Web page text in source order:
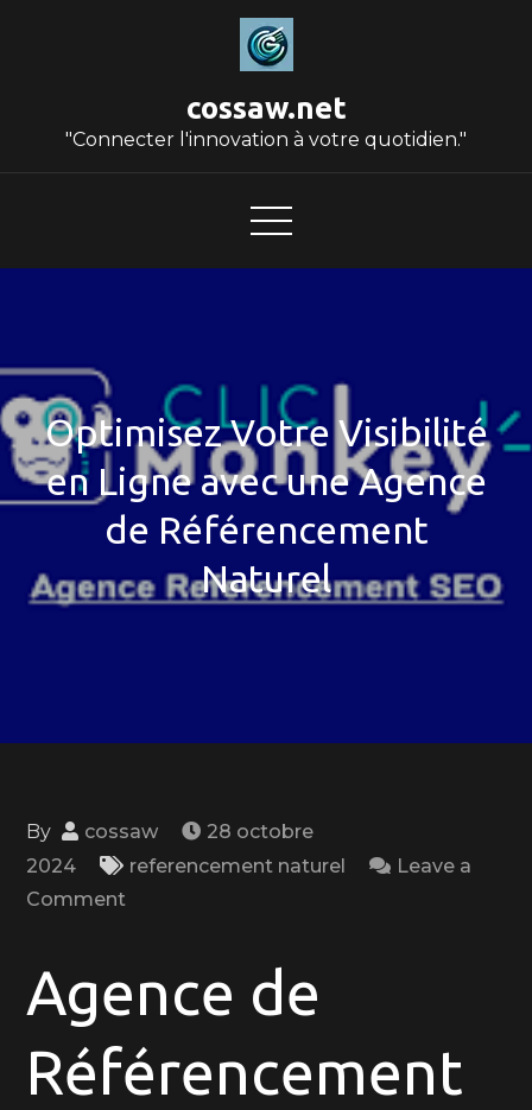
cossaw.net
"Connecter l'innovation à votre quotidien."
Optimisez Votre Visibilité
en Ligne avec une Agence
de Référencement
Naturel
By cossaw
28 octobre
2024
referencement naturel
Leave a
Commenton
Visibilité
Ligne
avec
Agence de
Référencement